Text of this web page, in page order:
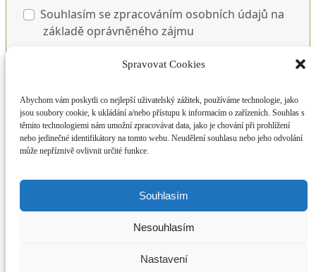
Spravovat Cookies
Abychom vám poskytli co nejlepší uživatelský zážitek, používáme technologie, jako
jsou soubory cookie, k ukládání a/nebo přístupu k informacím o zařízeních. Souhlas s
těmito technologiemi nám umožní zpracovávat data, jako je chování při prohlížení
nebo jedinečné identifikátory na tomto webu. Neudělení souhlasu nebo jeho odvolání
může nepříznivě ovlivnit určité funkce.
Souhlasím
Nesouhlasím
Nastavení
Souhlasím se zpracováním osobních údajů na
základě oprávněného zájmu
oprávněného zájmu. Podrobnosti o tom, jak vaše
Objednávám s povinností platby
Vytvořeno v prodejním systému
ochranné známky ve vlastnictví Religious Technology Center a jsou